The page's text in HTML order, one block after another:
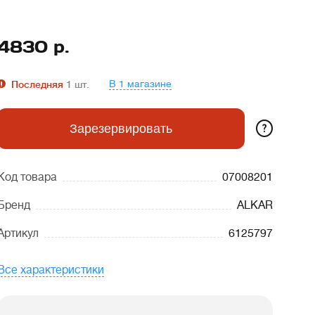
р.
Последняя 1 шт. В 1 магазине
Зарезервировать ?
товара 07008201
ALKAR
6125797
характеристики